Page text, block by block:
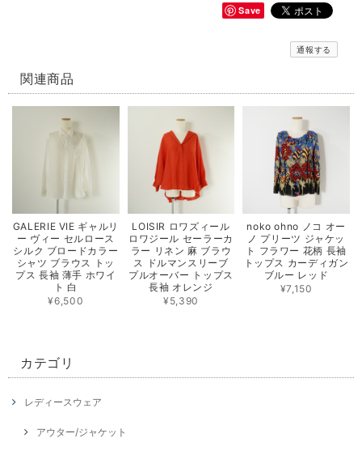
Save
通報する
関連商品
GALERIE VIE ギャルリ
ー ヴィー セルロース
シルク ブロードカラー
シャツ ブラウス トッ
プス 長袖 薄手 ホワイ
ト 白
¥6,500
LOISIR ロワズィール
ロワジール セーラーカ
ラー リネン 麻 ブラウ
ス ドルマンスリーブ
プルオーバー トップス
長袖 オレンジ
¥5,390
noko ohno ノコ オー
ノ プリーツ ジャケッ
ト フラワー 花柄 長袖
トップス カーディガン
ブルー レッド
¥7,150
カテゴリ
レディースウェア
アウター/ジャケット